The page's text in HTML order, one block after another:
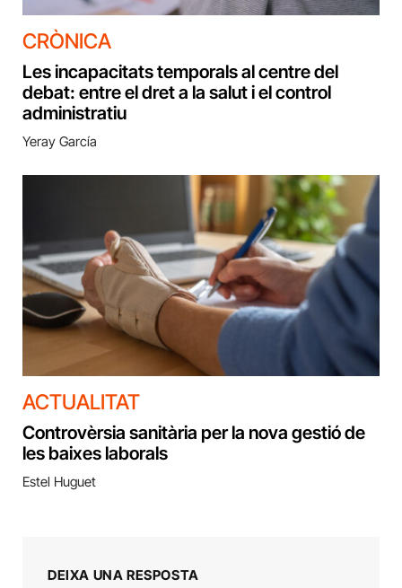
CRÒNICA
Les incapacitats temporals al centre del
debat: entre el dret a la salut i el control
administratiu
Yeray García
ACTUALITAT
Controvèrsia sanitària per la nova gestió de
les baixes laborals
Estel Huguet
DEIXA UNA RESPOSTA